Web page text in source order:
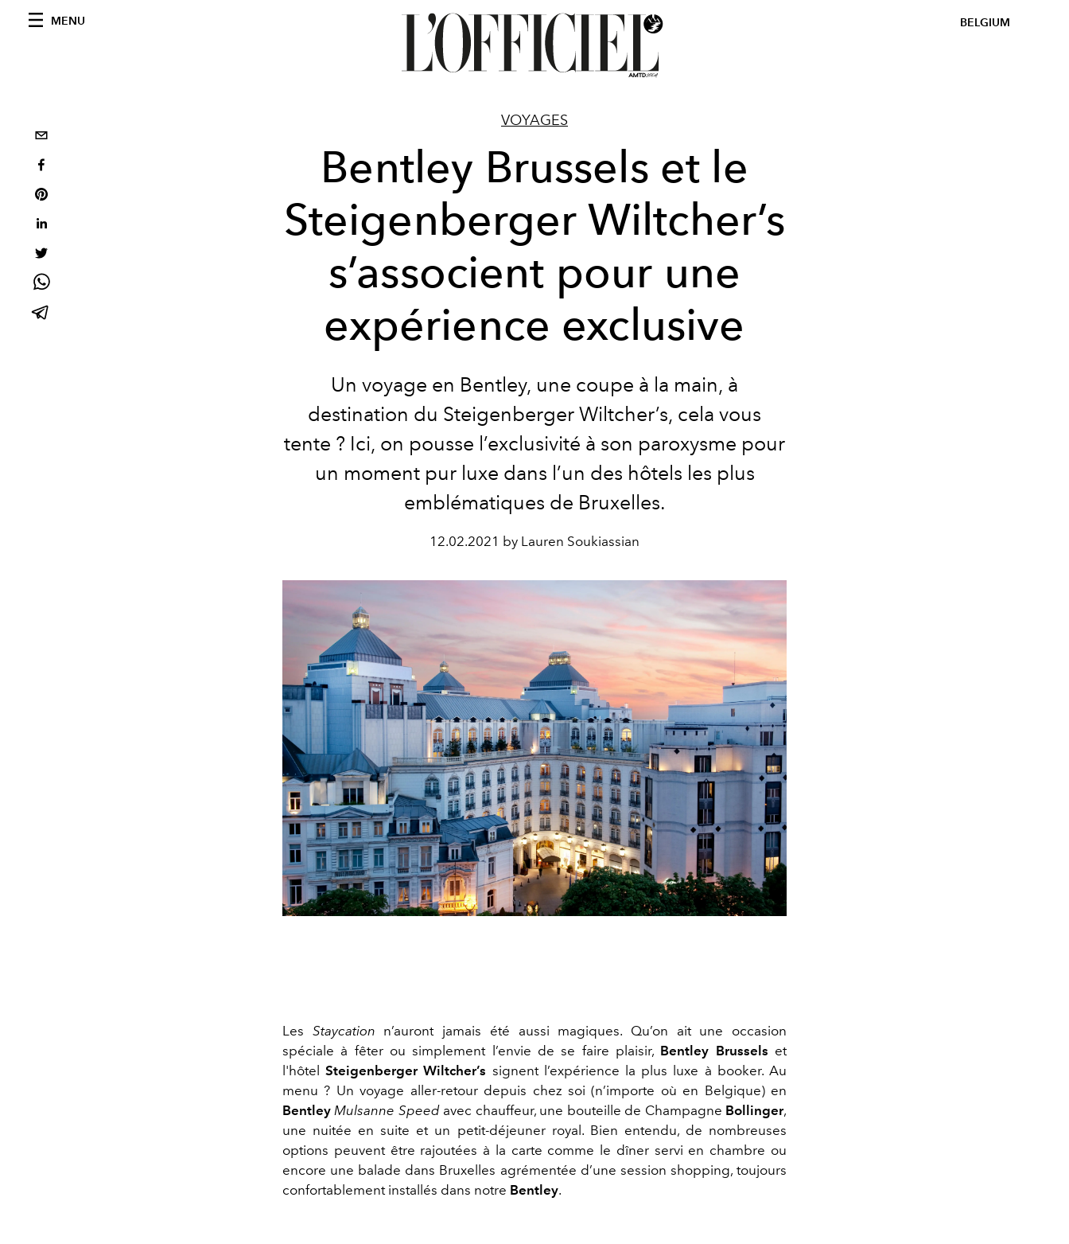
MENU BELGIUM
VOYAGES
Bentley Brussels et le
Steigenberger Wiltcher’s
s’associent pour une
expérience exclusive
Un voyage en Bentley, une coupe à la main, à
destination du Steigenberger Wiltcher’s, cela vous
tente ? Ici, on pousse l’exclusivité à son paroxysme pour
un moment pur luxe dans l’un des hôtels les plus
emblématiques de Bruxelles.
12.02.2021 by Lauren Soukiassian
Les Staycation n’auront jamais été aussi magiques. Qu’on ait une occasion
spéciale à fêter ou simplement l’envie de se faire plaisir, Bentley Brussels et
l'hôtelSteigenberger Wiltcher’s signent l’expérience la plus luxe à booker. Au
menu ? Un voyage aller-retour depuis chez soi (n’importe où en Belgique) en
Bentley Mulsanne Speedavec chauffeur, une bouteille de Champagne Bollinger,
une nuitée en suite et un petit-déjeuner royal. Bien entendu, de nombreuses
options peuvent être rajoutées à la carte comme le dîner servi en chambre ou
encore une balade dans Bruxelles agrémentée d’une session shopping, toujours
confortablement installés dans notre Bentley.